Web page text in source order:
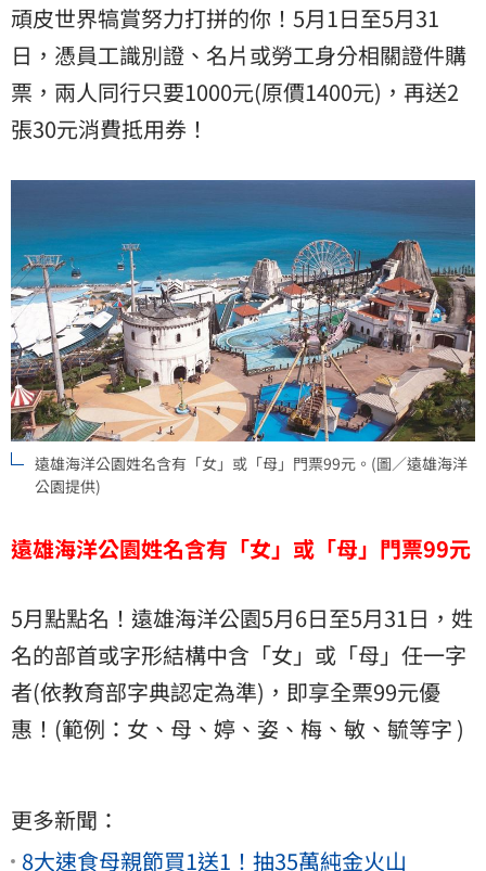
頑皮世界犒賞努力打拼的你！5月1日至5月31
日，憑員工識別證、名片或勞工身分相關證件購
票，兩人同行只要1000元(原價1400元)，再送2
張30元消費抵用券！
遠雄海洋公園姓名含有「女」或「母」門票99元。(圖／遠雄海洋
公園提供)
遠雄海洋公園姓名含有「女」或「母」門票99元
5月點點名！遠雄海洋公園5月6日至5月31日，姓
名的部首或字形結構中含「女」或「母」任一字
者(依教育部字典認定為準)，即享全票99元優
惠！(範例：女、母、婷、姿、梅、敏、毓等字 )
更多新聞：
8大速食母親節買1送1！抽35萬純金火山